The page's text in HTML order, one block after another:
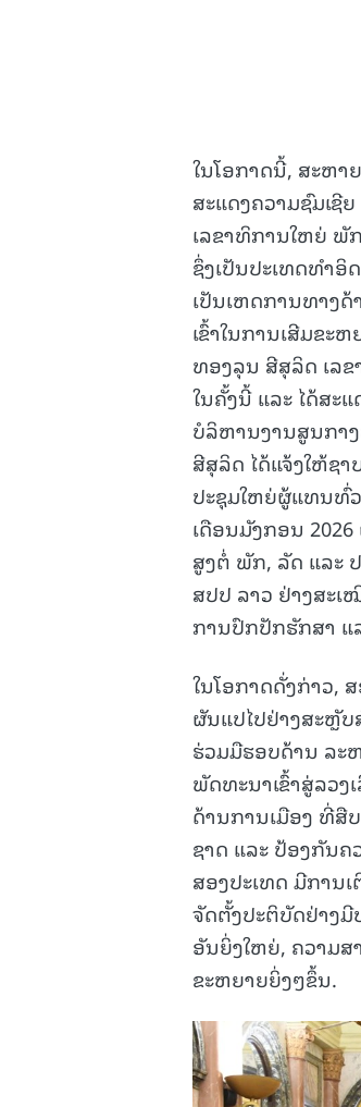
ໃນໂອກາດນີ້, ສະຫາ
ສະແດງຄວາມຊົມເ
ເລຂາທິການໃຫຍ່ ພັ
ຊຶ່ງເປັນປະເທດທໍາ
ເປັນເຫດການທາງ
ເຂົ້າໃນການເສີມຂະ
ທອງລຸນ ສີສຸລິດ ເລ
ໃນຄັ້ງນີ້ ແລະ ໄດ້ສະ
ບໍລິຫານງານສູນກາ
ສີສຸລິດ ໄດ້ແຈ້ງໃຫ້ຊ
ປະຊຸມໃຫຍ່ຜູ້ແທນທົ່
ເດືອນມັງກອນ
ສູງຕໍ່ ພັກ, ລັດ ແລະ
ສປປ ລາວ ຢ່າງສະ
ການປົກປັກຮັກສາ ແ
ໃນໂອກາດດັ່ງກ່າວ,
ຜັນແປໄປຢ່າງສະຫຼັ
ຮ່ວມມືຮອບດ້ານ ລະ
ພັດທະນາເຂົ້າສູ່ລວ
ດ້ານການເມືອງ ທີ່ສື
ຊາດ ແລະ ປ້ອງກັນ
ສອງປະເທດ ມີການ
ຈັດຕັ້ງປະຕິບັດຢ່າງ
ອັນຍິ່ງໃຫຍ່, ຄວາມ
ຂະຫຍາຍຍິ່ງໆຂຶ້ນ.